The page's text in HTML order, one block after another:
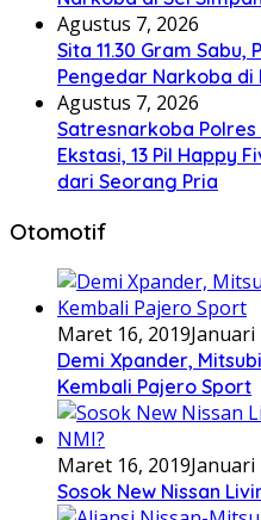
Agustus 7, 2026
Sita 11.30 Gram
Pengedar Narkoba di
Agustus 7, 2026
Satresnarkoba Polres
Ekstasi, 13 Pil Happy
dari Seorang Pria
Otomotif
Maret 16, 2019Januari
Demi Xpander,
Kembali Pajero Sport
Maret 16, 2019Januari
Sosok New Nissan